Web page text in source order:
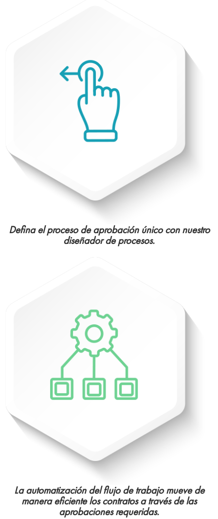
Defina el proceso de aprobación único con nuestro
diseñador de procesos.
La automatización del flujo de trabajo mueve de
manera eficiente los contratos a través de las
aprobaciones requeridas.